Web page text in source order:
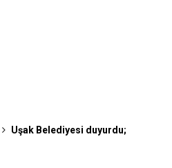
Uşak Belediyesi duyurdu;